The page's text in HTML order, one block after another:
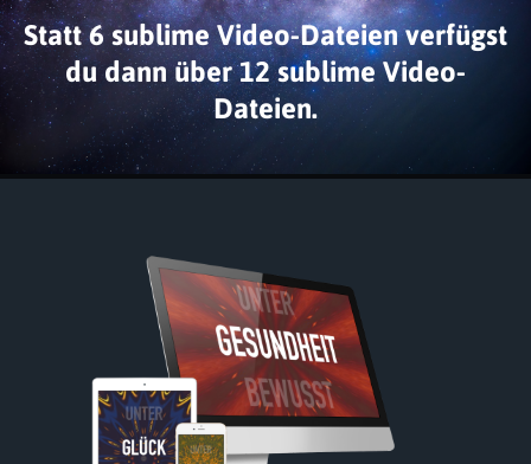
Statt 6 sublime Video-Dateien verfügst
du dann über 12 sublime Video-
Dateien.